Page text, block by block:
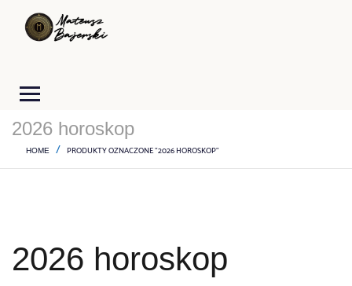
2026 horoskop
HOME PRODUKTY OZNACZONE “2026 HOROSKOP”
2026 horoskop